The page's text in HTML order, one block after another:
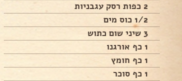
2 כפות רסק עגבניות
1/2 כוס מים
3 שיני שום כתוש
1 כף אורגנו
1 כף חומץ
1 כף סוכר